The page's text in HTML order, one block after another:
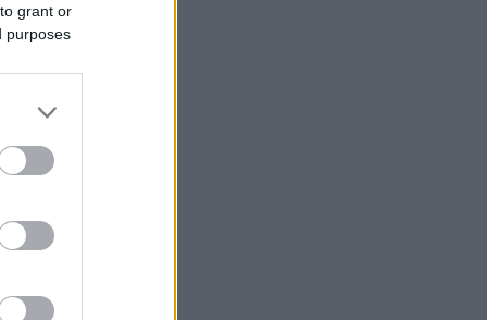
grant or
purposes